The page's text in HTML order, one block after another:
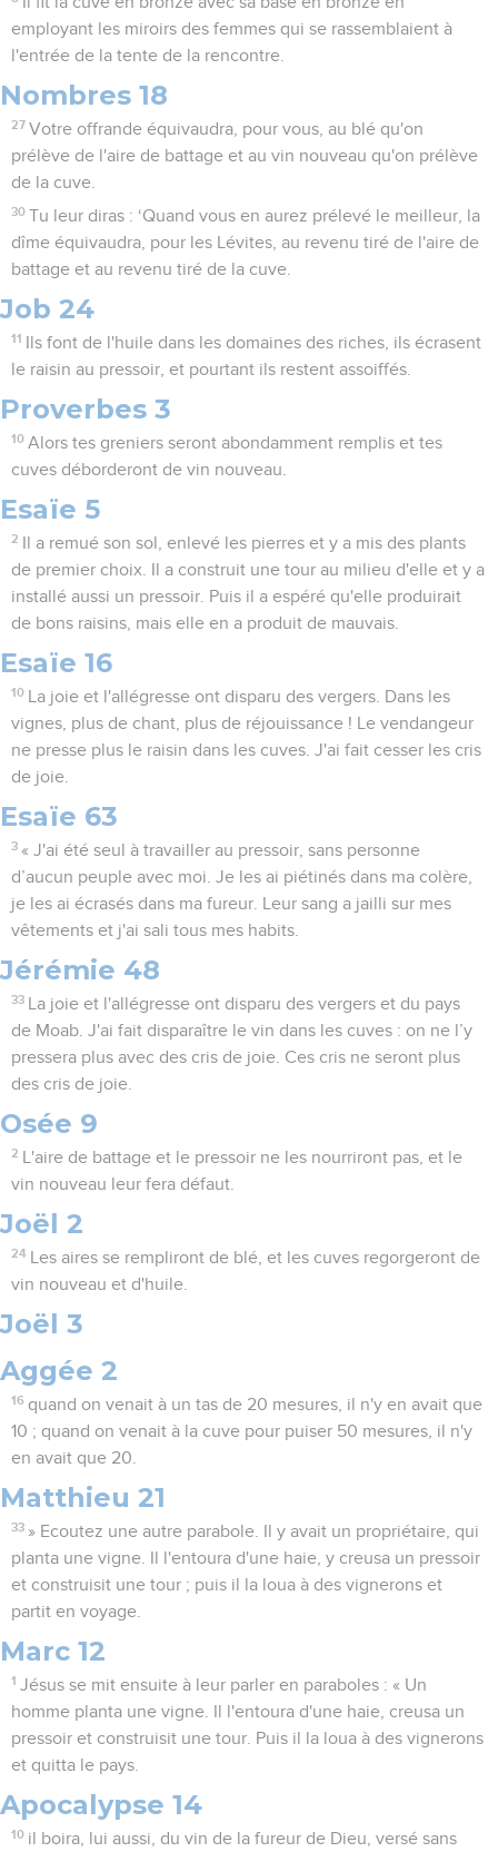
employant les miroirs des femmes qui se rassemblaient à
l'entrée de la tente de la rencontre.
Nombres 18
27 Votre offrande équivaudra, pour vous, au blé qu'on
prélève de l'aire de battage et au vin nouveau qu'on prélève
de la cuve.
30 Tu leur diras : ‘Quand vous en aurez prélevé le meilleur, la
dîme équivaudra, pour les Lévites, au revenu tiré de l'aire de
battage et au revenu tiré de la cuve.
Job 24
11
Ils font de l'huile dans les domaines des riches, ils écrasent
le raisin au pressoir, et pourtant ils restent assoiffés.
Proverbes 3
10 Alors tes greniers seront abondamment remplis et tes
cuves déborderont de vin nouveau.
Esaïe 5
2
Il a remué son sol, enlevé les pierres et y a mis des plants
de premier choix. Il a construit une tour au milieu d'elle et y a
installé aussi un pressoir. Puis il a espéré qu'elle produirait
de bons raisins, mais elle en a produit de mauvais.
Esaïe 16
10
La joie et l'allégresse ont disparu des vergers. Dans les
vignes, plus de chant, plus de réjouissance ! Le vendangeur
ne presse plus le raisin dans les cuves. J'ai fait cesser les cris
de joie.
Esaïe 63
3 « J'ai été seul à travailler au pressoir, sans personne
d’aucun peuple avec moi. Je les ai piétinés dans ma colère,
je les ai écrasés dans ma fureur. Leur sang a jailli sur mes
vêtements et j'ai sali tous mes habits.
Jérémie 48
33
La joie et l'allégresse ont disparu des vergers et du pays
de Moab. J'ai fait disparaître le vin dans les cuves : on ne l’y
pressera plus avec des cris de joie. Ces cris ne seront plus
des cris de joie.
Osée 9
2
L'aire de battage et le pressoir ne les nourriront pas, et le
vin nouveau leur fera défaut.
Joël 2
24
Les aires se rempliront de blé, et les cuves regorgeront de
vin nouveau et d'huile.
Joël 3
Aggée 2
16 quand on venait à un tas de 20 mesures, il n'y en avait que
10 ; quand on venait à la cuve pour puiser 50 mesures, il n'y
en avait que 20.
Matthieu 21
33 » Ecoutez une autre parabole. Il y avait un propriétaire, qui
planta une vigne. Il l'entoura d'une haie, y creusa un pressoir
et construisit une tour ; puis il la loua à des vignerons et
partit en voyage.
Marc 12
1 Jésus se mit ensuite à leur parler en paraboles : « Un
homme planta une vigne. Il l'entoura d'une haie, creusa un
pressoir et construisit une tour. Puis il la loua à des vignerons
et quitta le pays.
Apocalypse 14
10 il boira, lui aussi, du vin de la fureur de Dieu, versé sans